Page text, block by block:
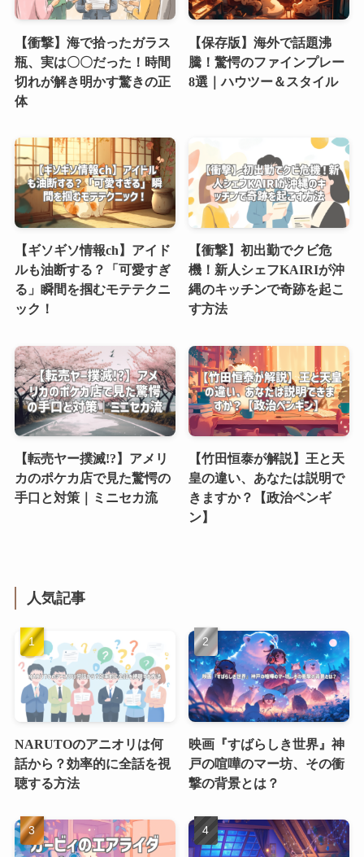
【衝撃】海で拾ったガラス
瓶、実は〇〇だった！時間
切れが解き明かす驚きの正
体
【保存版】海外で話題沸
騰！驚愕のファインプレー
8選｜ハウツー＆スタイル
【ギソギソ情報ch】アイド
ルも油断する？「可愛すぎ
る」瞬間を掴むモテテクニ
ック！
【衝撃】初出勤でクビ危
機！新人シェフKAIRIが沖
縄のキッチンで奇跡を起こ
す方法
【転売ヤー撲滅!?】アメリ
カのポケカ店で見た驚愕の
手口と対策｜ミニセカ流
【竹田恒泰が解説】王と天
皇の違い、あなたは説明で
きますか？【政治ペンギ
ン】
人気記事
NARUTOのアニオリは何
話から？効率的に全話を視
聴する方法
映画『すばらしき世界』神
戸の喧嘩のマー坊、その衝
撃の背景とは？